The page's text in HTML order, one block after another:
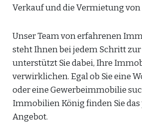
Verkauf und die Vermietung
Unser Team von erfahrenen
steht Ihnen bei jedem Schritt
unterstützt Sie dabei, Ihre
verwirklichen. Egal ob Sie eine
oder eine Gewerbeimmobilie
Immobilien König finden Sie das
Angebot.